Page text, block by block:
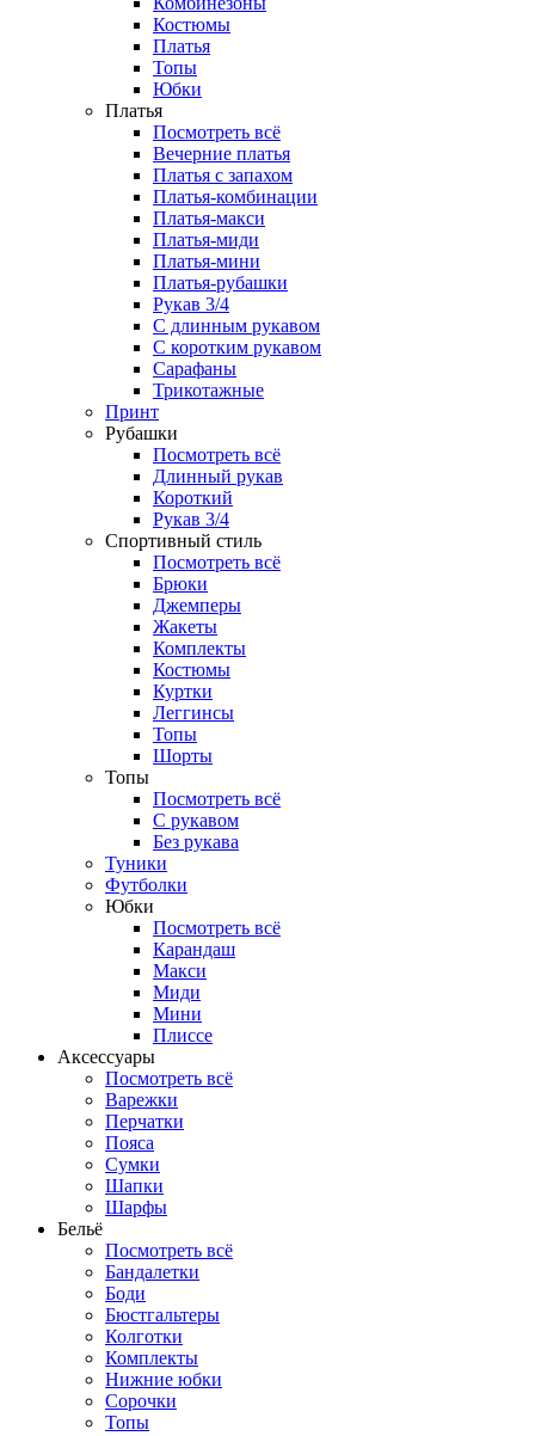
Костюмы
Платья
Топы
Юбки
Платья
Посмотреть всё
Вечерние платья
Платья с запахом
Платья-комбинации
Платья-макси
Платья-миди
Платья-мини
Платья-рубашки
Рукав 3/4
С длинным рукавом
С коротким рукавом
Сарафаны
Трикотажные
Принт
Рубашки
Посмотреть всё
Длинный рукав
Короткий
Рукав 3/4
Спортивный стиль
Посмотреть всё
Брюки
Джемперы
Жакеты
Комплекты
Костюмы
Куртки
Леггинсы
Топы
Шорты
Топы
Посмотреть всё
C рукавом
Без рукава
Туники
Футболки
Юбки
Посмотреть всё
Карандаш
Макси
Миди
Мини
Плиссе
Аксессуары
Посмотреть всё
Варежки
Перчатки
Пояса
Сумки
Шапки
Шарфы
Бельё
Посмотреть всё
Бандалетки
Боди
Бюстгальтеры
Колготки
Комплекты
Нижние юбки
Сорочки
Топы